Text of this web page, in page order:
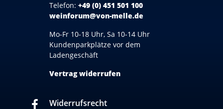
Telefon: +49 (0) 451 501 100
weinforum@von-melle.de
Mo-Fr 10-18 Uhr, Sa 10-14 Uhr
Kundenparkplätze vor dem
Ladengeschäft
Vertrag widerrufen
Widerrufsrecht